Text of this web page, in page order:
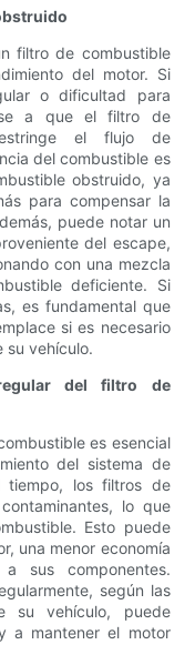
filtro de combustible
del motor. Si
o dificultad para
a que el filtro de
el flujo de
del combustible es
obstruido, ya
para compensar la
puede notar un
del escape,
con una mezcla
deficiente. Si
es fundamental que
si es necesario
su vehículo.
del filtro de
es esencial
del sistema de
tiempo, los filtros de
lo que
Esto puede
una menor economía
sus componentes.
según las
su vehículo, puede
a mantener el motor